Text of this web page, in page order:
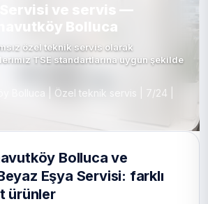
ve servis —
Bolluca
özel teknik servis olarak
TSE standartlarına uygun şekilde
Bolluca | Özel teknik servis | 7/24 |
Bolluca ve
Eşya Servisi: farklı
ürünler